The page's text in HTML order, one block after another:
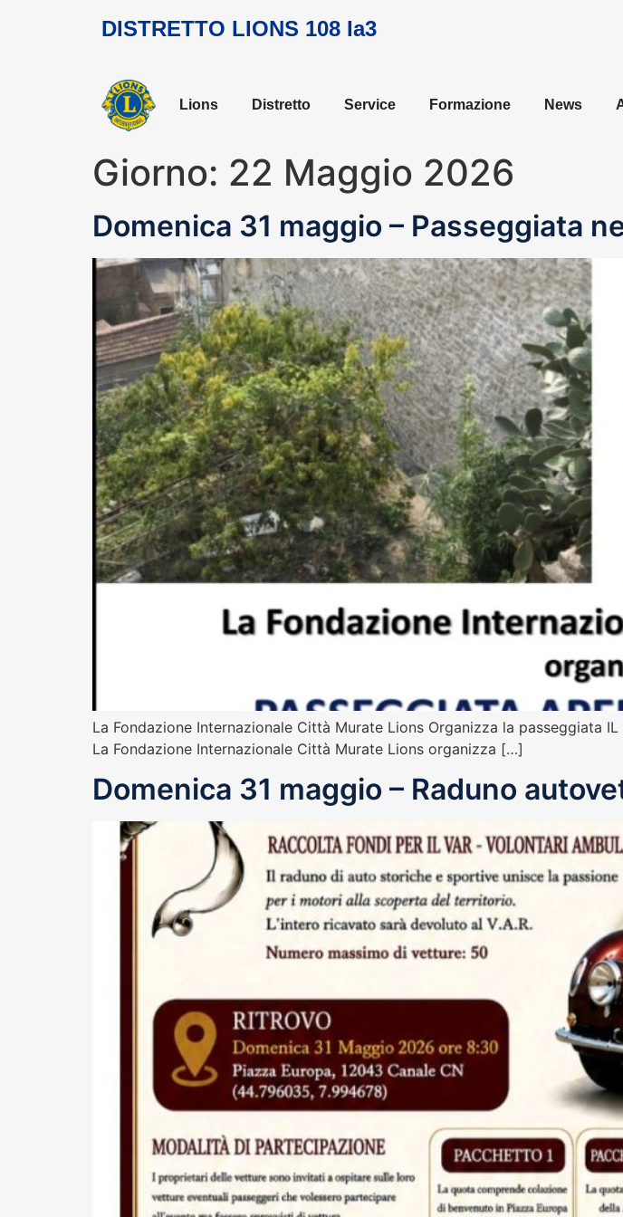
DISTRETTO LIONS 108 Ia3
Lions Distretto Service Formazione News
Giorno: 22 Maggio 2026
Domenica 31 maggio – Passeggiata
La Fondazione Internazionale Città Murate Lions Organizza la passeggiata
La Fondazione Internazionale Città Murate Lions organizza […]
Domenica 31 maggio – Raduno